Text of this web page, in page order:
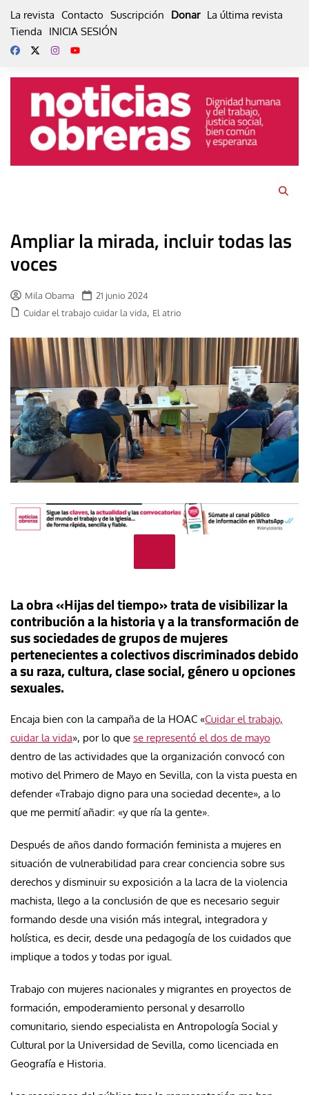
La revista Contacto Suscripción Donar La última revista
Tienda
INICIA SESIÓN
Ampliar la mirada, incluir todas las
voces
Mila Obama
21 junio 2024
Cuidar el trabajo cuidar la vida, El atrio
La obra «Hijas del tiempo» trata de visibilizar la
contribución a la historia y a la transformación de
sus sociedades de grupos de mujeres
pertenecientes a colectivos discriminados debido
a su raza, cultura, clase social, género u opciones
sexuales.
Encaja bien con la campaña de la HOAC «Cuidar el trabajo,
cuidar la vida», por lo que se representó el dos de mayo
dentro de las actividades que la organización convocó con
motivo del Primero de Mayo en Sevilla, con la vista puesta en
defender «Trabajo digno para una sociedad decente», a lo
que me permití añadir: «y que ría la gente».
Después de años dando formación feminista a mujeres en
situación de vulnerabilidad para crear conciencia sobre sus
derechos y disminuir su exposición a la lacra de la violencia
machista, llego a la conclusión de que es necesario seguir
formando desde una visión más integral, integradora y
holística, es decir, desde una pedagogía de los cuidados que
implique a todos y todas por igual.
Trabajo con mujeres nacionales y migrantes en proyectos de
formación, empoderamiento personal y desarrollo
comunitario, siendo especialista en Antropología Social y
Cultural por la Universidad de Sevilla, como licenciada en
Geografía e Historia.